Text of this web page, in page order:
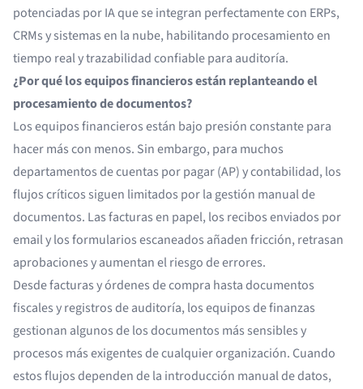
potenciadas por IA que se integran perfectamente con ERPs,
CRMs y sistemas en la nube, habilitando procesamiento en
tiempo real y trazabilidad confiable para auditoría.
¿Por qué los equipos financieros están replanteando el
procesamiento de documentos?
Los equipos financieros están bajo presión constante para
hacer más con menos. Sin embargo, para muchos
departamentos de cuentas por pagar (AP) y contabilidad, los
flujos críticos siguen limitados por la gestión manual de
documentos. Las facturas en papel, los recibos enviados por
email y los formularios escaneados añaden fricción, retrasan
aprobaciones y aumentan el riesgo de errores.
Desde facturas y órdenes de compra hasta documentos
fiscales y registros de auditoría, los equipos de finanzas
gestionan algunos de los documentos más sensibles y
procesos más exigentes de cualquier organización. Cuando
estos flujos dependen de la introducción manual de datos,